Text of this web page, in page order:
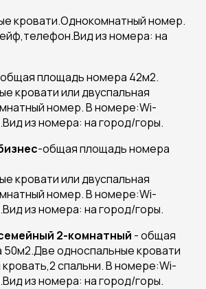
кровати.Однокомнатный номер.
из номера: на
общая площадь номера 42м2.
кровати или двуспальная
номер. В номере:Wi-
из номера: на город/горы.
-общая площадь номера
кровати или двуспальная
номер. В номере:Wi-
из номера: на город/горы.
2-комнатный - общая
односпальные кровати
кровать,2 спальни. В номере:Wi-
из номера: на город/горы.